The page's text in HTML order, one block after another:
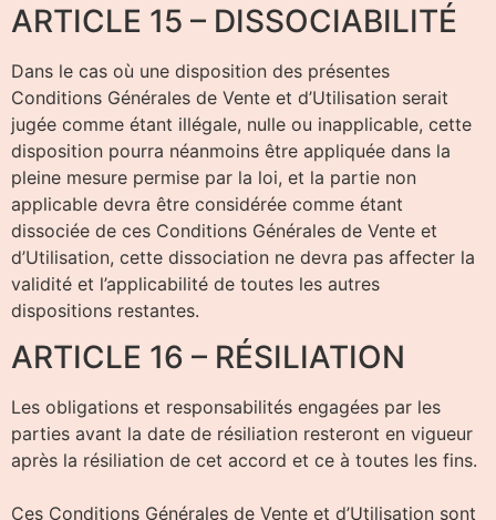
ARTICLE 15 – DISSOCIABILITÉ
Dans le cas où une disposition des présentes
Conditions Générales de Vente et d’Utilisation serait
jugée comme étant illégale, nulle ou inapplicable, cette
disposition pourra néanmoins être appliquée dans la
pleine mesure permise par la loi, et la partie non
applicable devra être considérée comme étant
dissociée de ces Conditions Générales de Vente et
d’Utilisation, cette dissociation ne devra pas affecter la
validité et l’applicabilité de toutes les autres
dispositions restantes.
ARTICLE 16 – RÉSILIATION
Les obligations et responsabilités engagées par les
parties avant la date de résiliation resteront en vigueur
après la résiliation de cet accord et ce à toutes les fins.
Ces Conditions Générales de Vente et d’Utilisation sont